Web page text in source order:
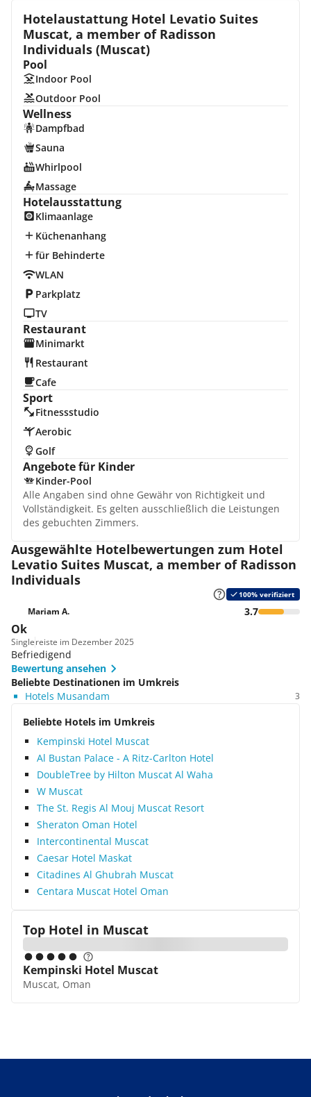
Hotelaustattung Hotel Levatio Suites
Muscat, a member of Radisson
Individuals (Muscat)
Pool
Indoor Pool
Outdoor Pool
Wellness
Dampfbad
Sauna
Whirlpool
Massage
Hotelausstattung
Klimaanlage
Küchenanhang
für Behinderte
WLAN
Parkplatz
TV
Restaurant
Minimarkt
Restaurant
Cafe
Sport
Fitnessstudio
Aerobic
Golf
Angebote für Kinder
Kinder-Pool
Alle Angaben sind ohne Gewähr von Richtigkeit und
Vollständigkeit. Es gelten ausschließlich die Leistungen
des gebuchten Zimmers.
Ausgewählte Hotelbewertungen zum Hotel
Levatio Suites Muscat, a member of Radisson
Individuals
100% verifiziert
Mariam A. 3.7
Ok
Singlereiste im Dezember 2025
Befriedigend
Bewertung ansehen
Beliebte Destinationen im Umkreis
Hotels Musandam
3
Beliebte Hotels im Umkreis
Kempinski Hotel Muscat
Al Bustan Palace - A Ritz-Carlton Hotel
DoubleTree by Hilton Muscat Al Waha
W Muscat
The St. Regis Al Mouj Muscat Resort
Sheraton Oman Hotel
Intercontinental Muscat
Caesar Hotel Maskat
Citadines Al Ghubrah Muscat
Centara Muscat Hotel Oman
Top Hotel in Muscat
Kempinski Hotel Muscat
Muscat, Oman